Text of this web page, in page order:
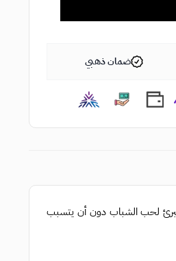
ضمان ذهبي
لحب الشباب دون أن يتسبب